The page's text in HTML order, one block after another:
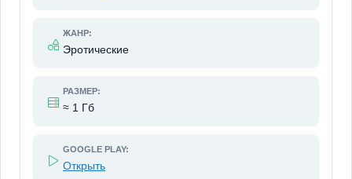
ЖАНР:
Эротические
РАЗМЕР:
≈ 1 Гб
GOOGLE PLAY:
Открыть